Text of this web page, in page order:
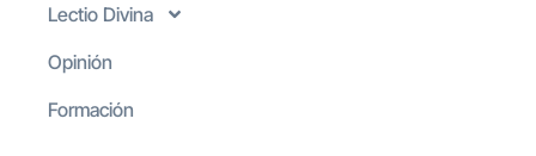
Lectio Divina
Opinión
Formación